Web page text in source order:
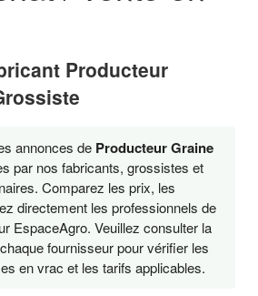
Producteur
annonces de Producteur Graine
par nos fabricants, grossistes et
Comparez les prix, les
directement les professionnels de
EspaceAgro. Veuillez consulter la
fournisseur pour vérifier les
en vrac et les tarifs applicables.